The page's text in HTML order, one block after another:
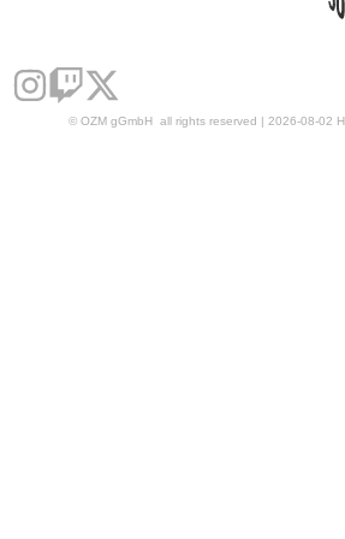
© OZM gGmbH all rights reserved | 2026-08-02